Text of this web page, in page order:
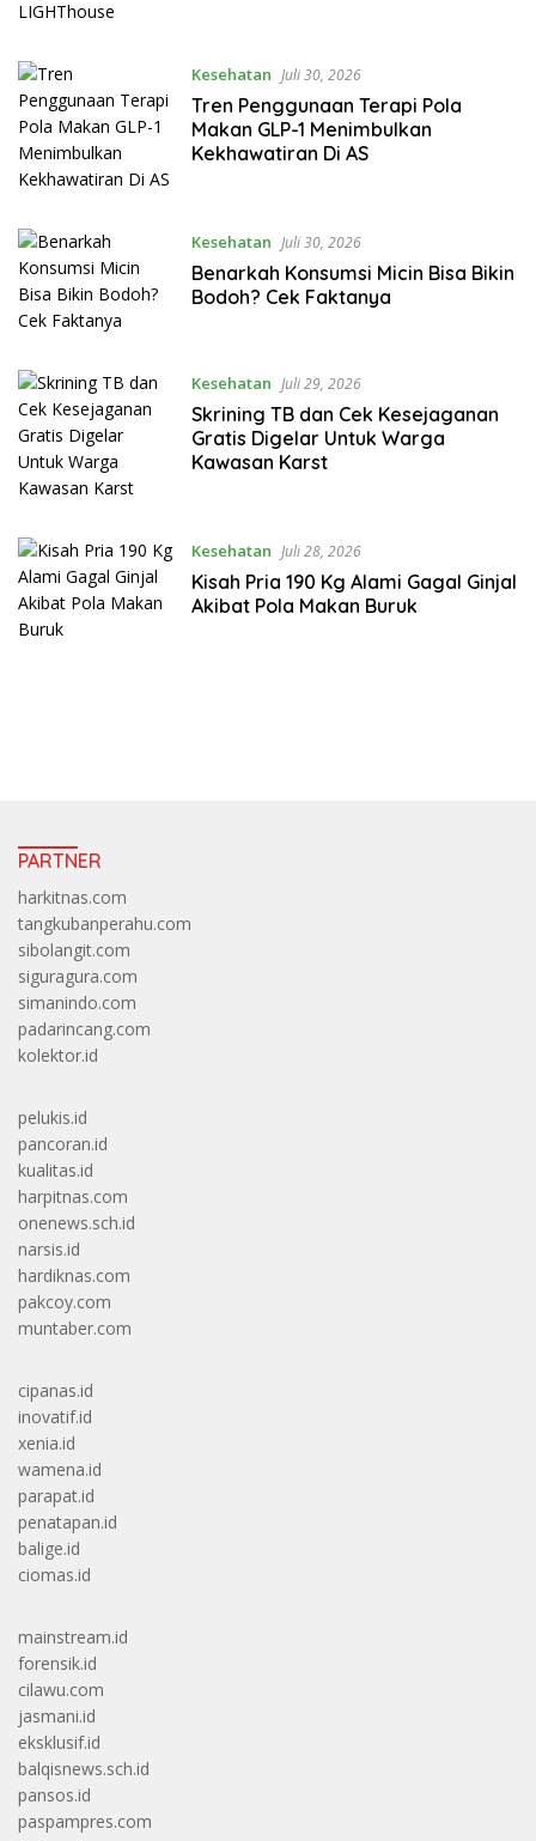
Kesehatan Juli 30, 2026
Tren Penggunaan Terapi Pola
Makan GLP-1 Menimbulkan
Kekhawatiran Di AS
Kesehatan Juli 30, 2026
Benarkah Konsumsi Micin Bisa Bikin
Bodoh? Cek Faktanya
Kesehatan Juli 29, 2026
Skrining TB dan Cek Kesejaganan
Gratis Digelar Untuk Warga
Kawasan Karst
Kesehatan Juli 28, 2026
Kisah Pria 190 Kg Alami Gagal Ginjal
Akibat Pola Makan Buruk
PARTNER
harkitnas.com
tangkubanperahu.com
sibolangit.com
siguragura.com
simanindo.com
padarincang.com
kolektor.id
pelukis.id
pancoran.id
kualitas.id
harpitnas.com
onenews.sch.id
narsis.id
hardiknas.com
pakcoy.com
muntaber.com
cipanas.id
inovatif.id
xenia.id
wamena.id
parapat.id
penatapan.id
balige.id
ciomas.id
mainstream.id
forensik.id
cilawu.com
jasmani.id
eksklusif.id
balqisnews.sch.id
pansos.id
paspampres.com